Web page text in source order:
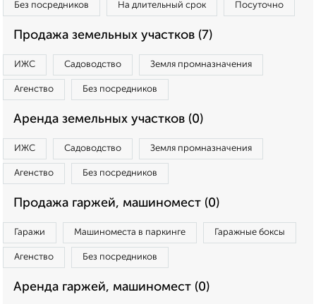
Без посредников На длительный срок Посуточно
Продажа земельных участков (7)
ИЖС Садоводство Земля промназначения
Агенство Без посредников
Аренда земельных участков (0)
ИЖС Садоводство Земля промназначения
Агенство Без посредников
Продажа гаржей, машиномест (0)
Гаражи Машиноместа в паркинге Гаражные боксы
Агенство Без посредников
Аренда гаржей, машиномест (0)